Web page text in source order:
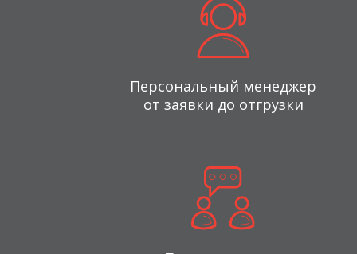
Персональный менеджер
от заявки до отгрузки